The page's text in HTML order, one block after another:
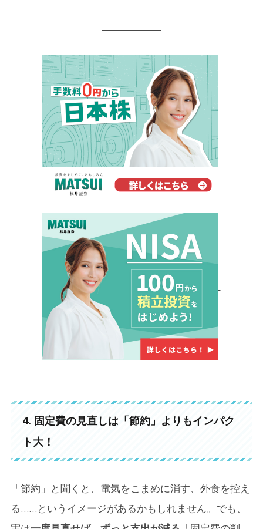
4. 固定費の見直しは「節約」よりもインパク
ト大！
「節約」と聞くと、電気をこまめに消す、外食を控え
る……というイメージがあるかもしれません。でも、